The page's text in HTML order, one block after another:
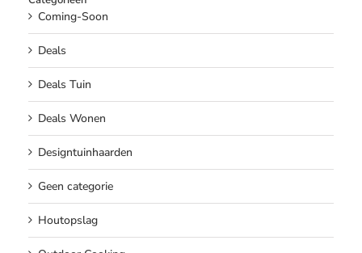
Coming-Soon
Deals
Deals Tuin
Deals Wonen
Designtuinhaarden
Geen categorie
Houtopslag